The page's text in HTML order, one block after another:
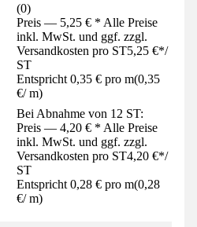
(0)
Preis — 5,25 € * Alle Preise
inkl. MwSt. und ggf. zzgl.
Versandkosten pro ST5,25 €*/
ST
Entspricht 0,35 € pro m(0,35
€/ m)
Bei Abnahme von 12 ST:
Preis — 4,20 € * Alle Preise
inkl. MwSt. und ggf. zzgl.
Versandkosten pro ST4,20 €*/
ST
Entspricht 0,28 € pro m(0,28
€/ m)